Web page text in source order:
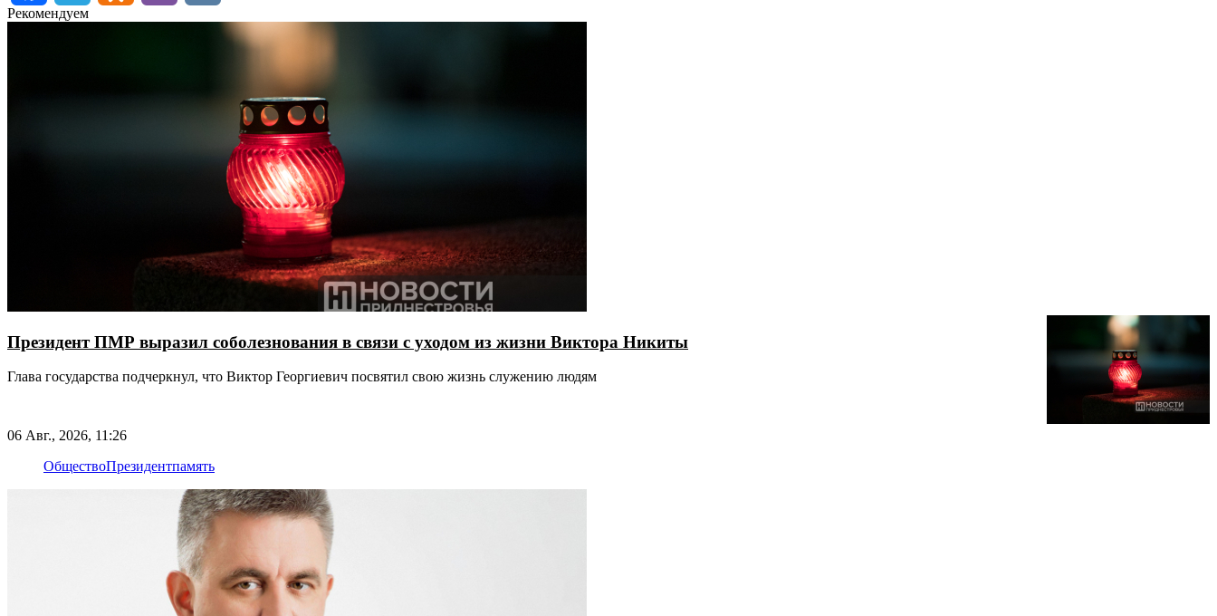
Рекомендуем
Президент ПМР выразил соболезнования в связи с уходом из жизни Виктора Никиты
Глава государства подчеркнул, что Виктор Георгиевич посвятил свою жизнь служению людям
06 Авг., 2026, 11:26
ОбществоПрезидентпамять